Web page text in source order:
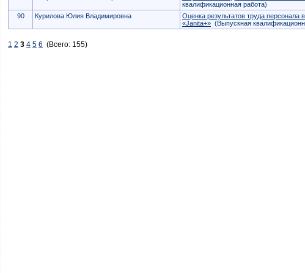
квалификационная работа)
90
Курилова Юлия Владимировна
Оценка результатов труда персонала
«Janita+» (Выпускная
1 2 3 4 5 6 (Всего: 155)